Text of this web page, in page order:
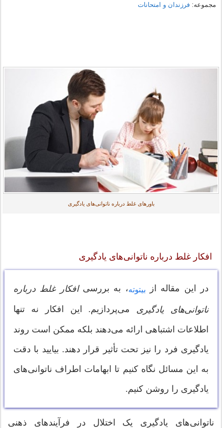
مجموعه:فرزندان و امتحانات
باورهای غلط درباره ناتوانی‌های یادگیری
افکار غلط درباره ناتوانی‌های یادگیری
در این مقاله از بیتوته، به بررسیافکار غلط درباره
ناتوانی‌های یادگیری می‌پردازیم. این افکار نه تنها
اطلاعات اشتباهی ارائه می‌دهند بلکه ممکن است روند
یادگیری فرد را نیز تحت تأثیر قرار دهند. بیایید با دقت
به این مسائل نگاه کنیم تا ابهامات اطراف ناتوانی‌های
یادگیری را روشن کنیم.
ناتوانی‌های یادگیری یک اختلال در فرآیندهای ذهنی